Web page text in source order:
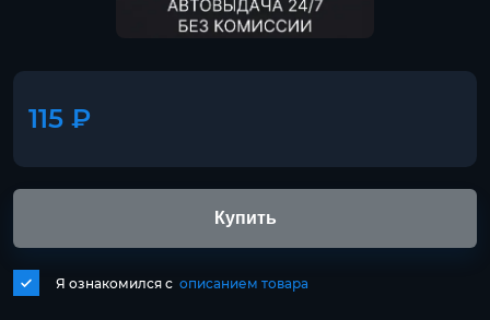
115 ₽
Я ознакомился с описанием товара
Купить